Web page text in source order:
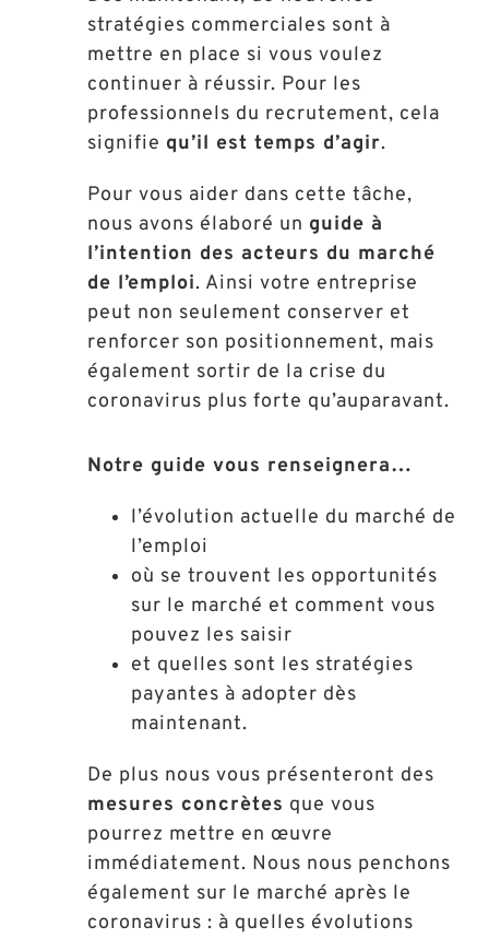
stratégies commerciales sont à
mettre en place si vous voulez
continuer à réussir. Pour les
professionnels du recrutement, cela
signifie qu’il est temps d’agir.
Pour vous aider dans cette tâche,
nous avons élaboré un guide à
l’intention des acteurs du marché
de l’emploi. Ainsi votre entreprise
peut non seulement conserver et
renforcer son positionnement, mais
également sortir de la crise du
coronavirus plus forte qu’auparavant.
Notre guide vous renseignera…
l’évolution actuelle du marché de
l’emploi
où se trouvent les opportunités
sur le marché et comment vous
pouvez les saisir
et quelles sont les stratégies
payantes à adopter dès
maintenant.
De plus nous vous présenteront des
mesures concrètes que vous
pourrez mettre en œuvre
immédiatement. Nous nous penchons
également sur le marché après le
coronavirus : à quelles évolutions